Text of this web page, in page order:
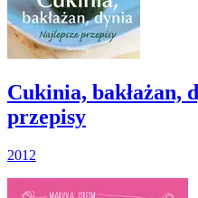
Cukinia, bakłażan,
przepisy
2012